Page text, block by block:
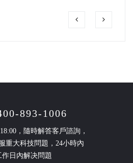
893-1006
，隨時解答客戶諮詢，
重大科技問題，24小時內
日內解决問題